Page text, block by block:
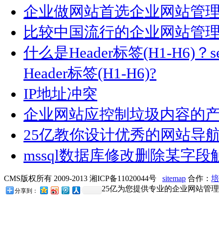
企业做网站首选企业网站管
比较中国流行的企业网站管
什么是Header标签(H1-H6)
Header标签(H1-H6)?
IP地址冲突
企业网站应控制垃圾内容的
25亿教你设计优秀的网站导
mssql数据库修改删除某字段
CMS版权所有 2009-2013 湘ICP备11020044号 sitemap 合作：
25亿为您提供专业的企业网站管
分享到：